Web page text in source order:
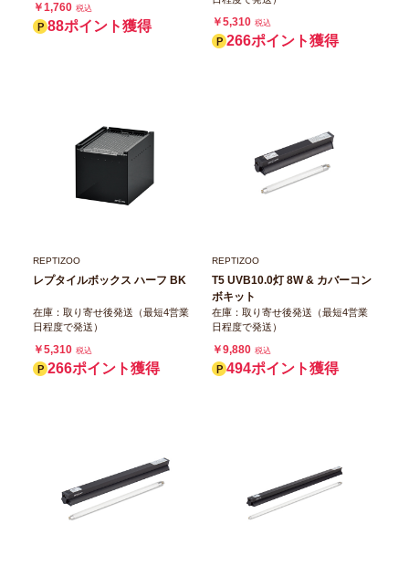
￥1,760 税込
88ポイント獲得 ￥5,310 税込
266ポイント獲得
REPTIZOO
レプタイルボックス ハーフ BK
在庫：取り寄せ後発送（最短4営業
日程度で発送）
￥5,310 税込
266ポイント獲得
REPTIZOO
T5 UVB10.0灯 8W & カバーコン
ボキット
在庫：取り寄せ後発送（最短4営業
日程度で発送）
￥9,880 税込
494ポイント獲得